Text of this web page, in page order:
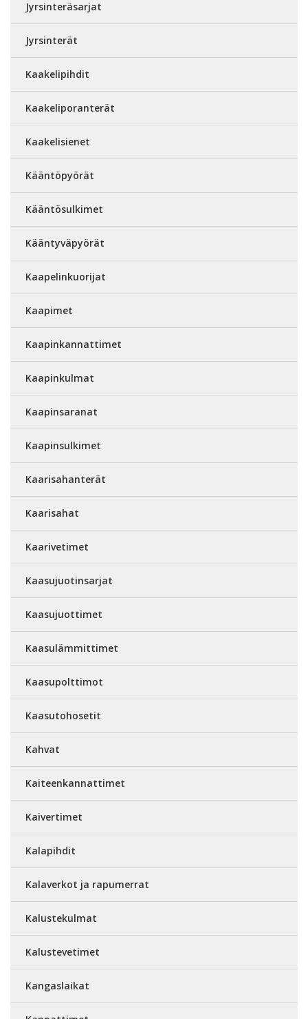
Jyrsinteräsarjat
Jyrsinterät
Kaakelipihdit
Kaakeliporanterät
Kaakelisienet
Kääntöpyörät
Kääntösulkimet
Kääntyväpyörät
Kaapelinkuorijat
Kaapimet
Kaapinkannattimet
Kaapinkulmat
Kaapinsaranat
Kaapinsulkimet
Kaarisahanterät
Kaarisahat
Kaarivetimet
Kaasujuotinsarjat
Kaasujuottimet
Kaasulämmittimet
Kaasupolttimot
Kaasutohosetit
Kahvat
Kaiteenkannattimet
Kaivertimet
Kalapihdit
Kalaverkot ja rapumerrat
Kalustekulmat
Kalustevetimet
Kangaslaikat